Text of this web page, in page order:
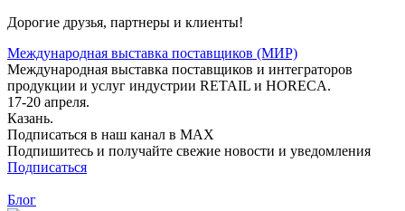
Дорогие друзья, партнеры и клиенты!
Международная выставка поставщиков (МИР)
Международная выставка поставщиков и интеграторов
продукции и услуг индустрии RETAIL и HORECA.
17-20 апреля.
Казань.
Подписаться в наш канал в MAX
Подпишитесь и получайте свежие новости и уведомления
Подписаться
Блог